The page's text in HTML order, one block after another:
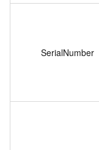
SerialNumber